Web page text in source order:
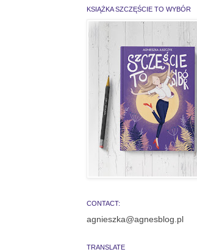
KSIĄŻKA SZCZĘŚCIE TO WYBÓR
CONTACT:
agnieszka@agnesblog.pl
TRANSLATE